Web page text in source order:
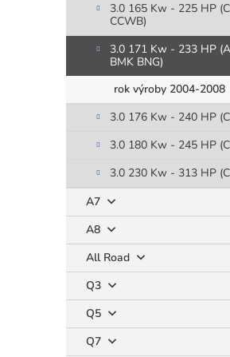
3.0 165 Kw - 225 HP
CCWB)
3.0 171 Kw - 233 HP
BMK BNG)
rok výroby 2004-2008
3.0 176 Kw - 240 HP
3.0 180 Kw - 245 HP
3.0 230 Kw - 313 HP
A7
A8
All Road
Q3
Q5
Q7